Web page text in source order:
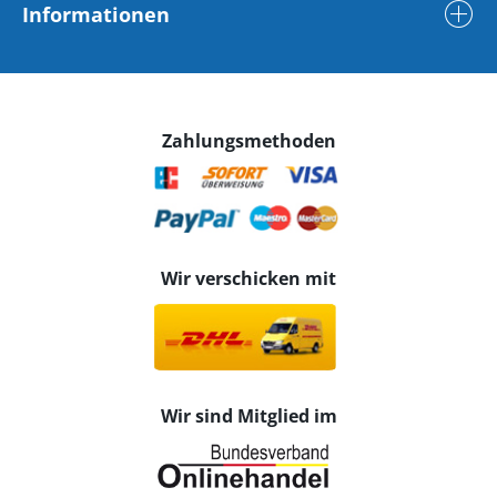
Informationen
Zahlungsmethoden
Wir verschicken mit
Wir sind Mitglied im